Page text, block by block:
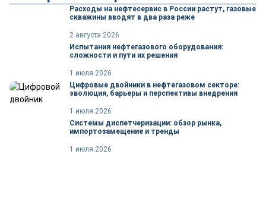
Расходы на нефтесервис в России растут, газовые
скважины вводят в два раза реже
2 августа 2026
Испытания нефтегазового оборудования:
сложности и пути их решения
1 июля 2026
Цифровые двойники в нефтегазовом секторе:
эволюция, барьеры и перспективы внедрения
1 июля 2026
Системы диспетчеризации: обзор рынка,
импортозамещение и тренды
1 июля 2026